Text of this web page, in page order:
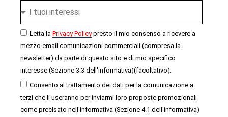
Letta la Privacy Policypresto il mio consenso a ricevere a
mezzo email comunicazioni commerciali (compresa la
newsletter) da parte di questo sito e di mio specifico
interesse (Sezione 3.3 dell'informativa)(facoltativo).
Consento al trattamento dei dati per la comunicazione a
terzi che li useranno per inviarmi loro proposte promozionali
come precisato nell'informativa (Sezione 4.1 dell'informativa)